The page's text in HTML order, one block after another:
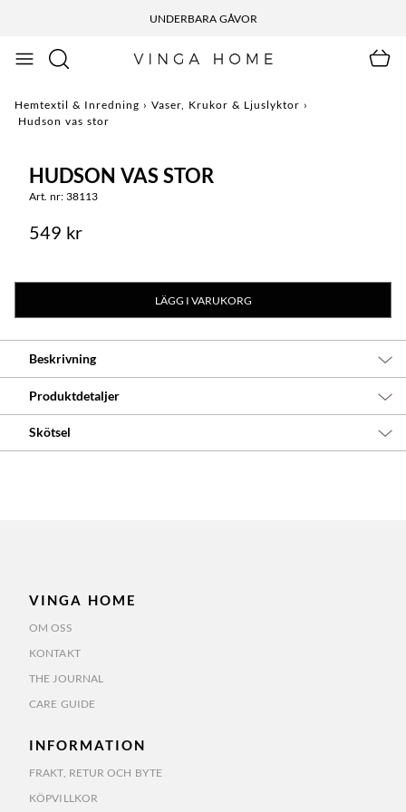
UNDERBARA GÅVOR
Hemtextil & Inredning › Vaser, Krukor & Ljuslyktor ›
Hudson vas stor
HUDSON VAS STOR
Art. nr: 38113
549 kr
LÄGG I VARUKORG
Beskrivning
Produktdetaljer
Skötsel
VINGA HOME
OM OSS
KONTAKT
THE JOURNAL
CARE GUIDE
INFORMATION
FRAKT, RETUR OCH BYTE
KÖPVILLKOR